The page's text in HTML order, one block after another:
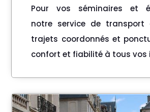
Pour vos séminaires et
notre service de transport
trajets coordonnés et
confort et fiabilité à tous vos